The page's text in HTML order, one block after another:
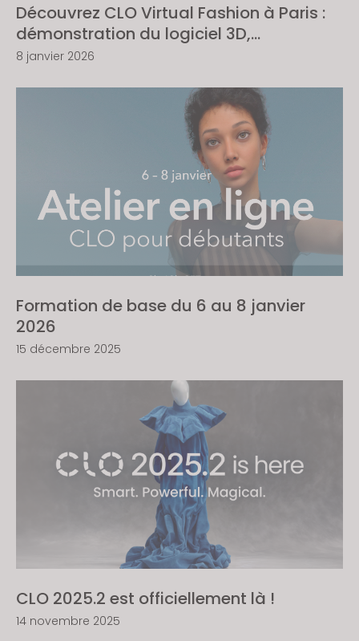
Découvrez CLO Virtual Fashion à Paris :
démonstration du logiciel 3D,
présentation de l'entreprise et échange
8 janvier 2026
Formation de base du 6 au 8 janvier
2026
15 décembre 2025
CLO 2025.2 est officiellement là !
14 novembre 2025